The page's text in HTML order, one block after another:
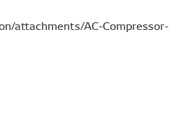
attachments/AC-Compressor-